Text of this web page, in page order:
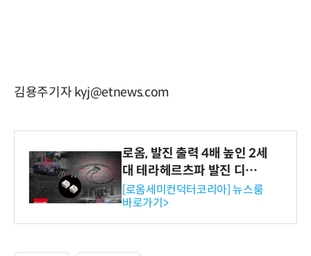
김용주기자 kyj@etnews.com
로옴, 발진 출력 4배 높인 2세
대 테라헤르츠파 발진 디바이
스 개발
[로옴세미컨덕터코리아] 뉴스룸
바로가기>